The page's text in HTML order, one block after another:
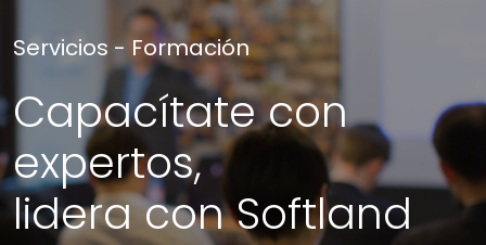
Servicios - Formación
Capacítate con
expertos,
lidera con Softland